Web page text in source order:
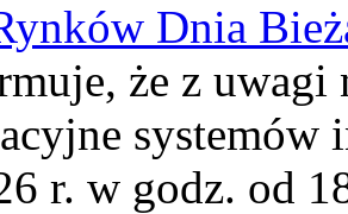
Dnia
że z uwagi
r. w godz. od